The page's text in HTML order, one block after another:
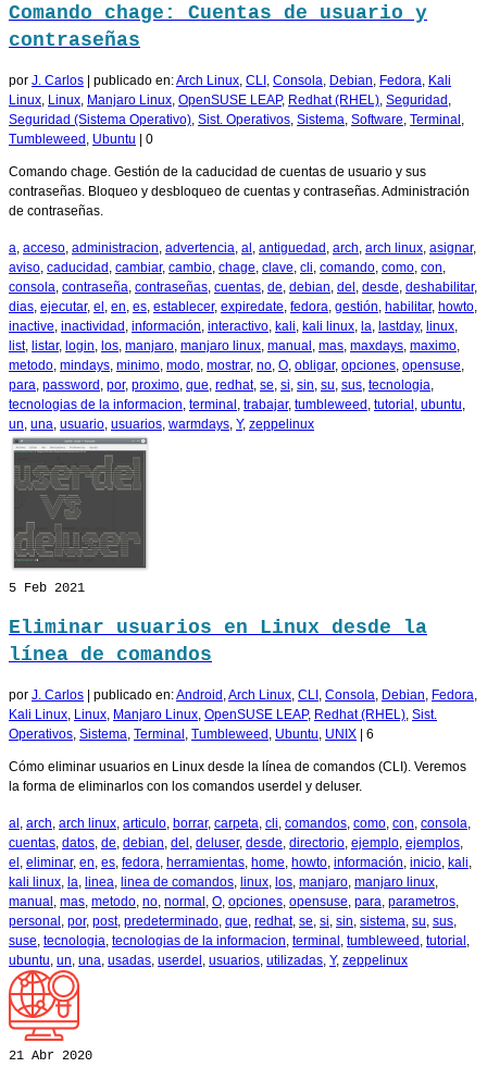
Comando chage: Cuentas de usuario y
contraseñas
por J. Carlos publicado en:Arch Linux, CLI , Consola, Debian, Fedora, Kali
Linux, Linux, Manjaro Linux, OpenSUSE LEAP, Redhat (RHEL), Seguridad ,
Seguridad (Sistema Operativo), Sist. Operativos, Sistema, Software, Terminal ,
Tumbleweed , Ubuntu 0
Comando chage. Gestión de la caducidad de cuentas de usuario y sus
contraseñas. Bloqueo y desbloqueo de cuentas y contraseñas. Administración
de contraseñas.
a, acceso, administracion, advertencia, al , antiguedad , arch, arch linux, asignar,
aviso, caducidad , cambiar, cambio, chage, clave, cli, comando, como, con,
consola, contraseña, contraseñas, cuentas, de, debian, del , desde, deshabilitar,
dias, ejecutar, el , en, es, establecer, expiredate, fedora, gestión, habilitar, howto,
inactive, inactividad , información, interactivo, kali, kali linux, la, lastday, linux,
list, listar, login, los, manjaro, manjaro linux, manual , mas, maxdays, maximo,
metodo, mindays, minimo, modo, mostrar, no, O, obligar, opciones, opensuse,
para, password , por, proximo, que, redhat, se, si, sin, su, sus, tecnologia,
tecnologias de la informacion, terminal , trabajar, tumbleweed , tutorial , ubuntu,
un, una, usuario, usuarios, warmdays, Y, zeppelinux
5 Feb 2021
Eliminar usuarios en Linux desde la
línea de comandos
por J. Carlos | publicado en:Android Arch Linux CLI Consola Debian Fedora
Kali Linux Linux Manjaro Linux OpenSUSE LEAP, Redhat (RHEL) Sist.
Operativos Sistema Terminal Tumbleweed Ubuntu UNIX | 6
Cómo eliminar usuarios en Linux desde la línea de comandos (CLI). Veremos
la forma de eliminarlos con los comandos userdel y deluser.
al arch arch linux articulo borrar, carpeta cli comandos como con consola
cuentas datos de debian del deluser, desde directorio ejemplo ejemplos
el eliminar, en es fedora herramientas home howto información inicio kali
kali linux la linea linea de comandos linux los manjaro manjaro linux
manual mas metodo no normal O opciones opensuse para parametros
personal por, post, predeterminado que redhat, se si sin sistema su sus
suse tecnologia tecnologias de la informacion terminal tumbleweed tutorial
ubuntu un una usadas userdel usuarios utilizadas Y, zeppelinux
21 Abr 2020